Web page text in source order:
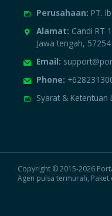
Perusahaan: PT.
Alamat: Candi RT
Jawa tengah, 57254
Email:
Phone:
Syarat & Ketentuan
Copyright © 2015-2026
Agen pulsa termurah,